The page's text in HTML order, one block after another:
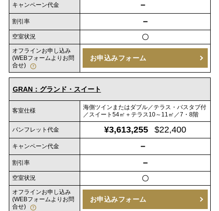
キャンペーン代金 －
割引率 －
空室状況 〇
オフラインお申し込み
(WEBフォームよりお問
合せ)
お申込みフォーム
GRAN：グランド・スイート
客室仕様
海側ツインまたはダブル／テラス・バスタブ付
／スイート54㎡＋テラス10～11㎡／7・8階
パンフレット代金 ¥3,613,255 $22,400
キャンペーン代金 －
割引率 －
空室状況 〇
オフラインお申し込み
(WEBフォームよりお問
合せ)
お申込みフォーム